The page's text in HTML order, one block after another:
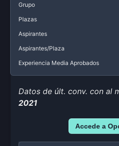
Grupo
Plazas
Aspirantes
Aspirantes/Plaza
Experiencia Media Aprobados
Datos de últ. conv. con al
2021
Accede a